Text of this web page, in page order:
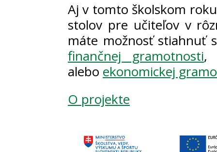
Aj v tomto školskom
stolov pre učiteľov v
máte možnosť stiahnuť
finančnej gramotnosti
alebo ekonomickej
O projekte